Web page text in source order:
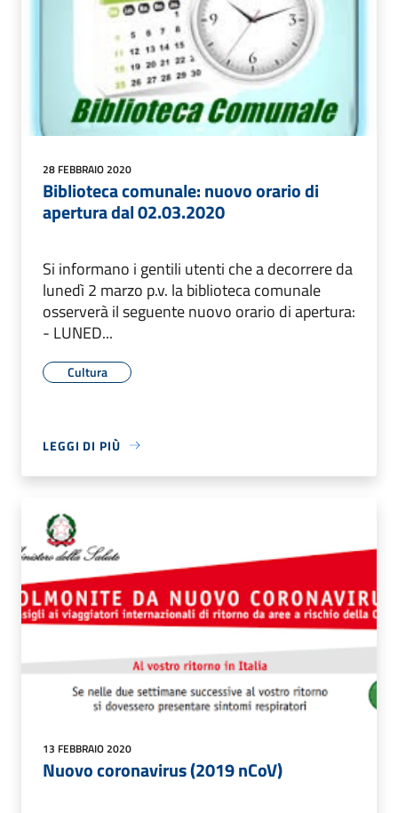
28 FEBBRAIO 2020
Biblioteca comunale: nuovo orario di
apertura dal 02.03.2020
Si informano i gentili utenti che a decorrere da
lunedì 2 marzo p.v. la biblioteca comunale
osserverà il seguente nuovo orario di apertura:
- LUNED...
Cultura
LEGGI DI PIÙ
13 FEBBRAIO 2020
Nuovo coronavirus (2019 nCoV)